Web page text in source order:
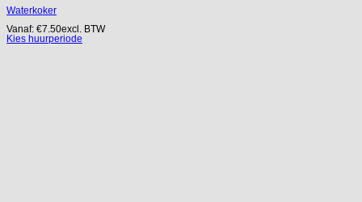
Waterkoker
Vanaf: €7.50excl. BTW
Kies huurperiode